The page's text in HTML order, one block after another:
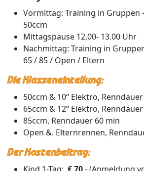
Vormittag: Training in Gruppen
50ccm
Mittagspause 12.00- 13.00 Uhr
Nachmittag: Training in
65 / 85 / Open / Eltern
Die Klasseneinteilung:
50ccm & 10“ Elektro,
65ccm & 12“ Elektro,
85ccm, Renndauer 60 min
Open &. Elternrennen,
Der Kostenbeitrag:
Kind 1-Tag: € 70,- (Anmeldung